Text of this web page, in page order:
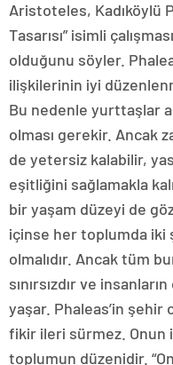
Aristoteles, Kadıköylü
Tasarısı” isimli
olduğunu söyler.
ilişkilerinin iyi
Bu nedenle yurttaşlar
olması gerekir. Ancak
de yetersiz kalabilir,
eşitliğini sağlamakla
bir yaşam düzeyi de
içinse her toplumda
olmalıdır. Ancak tüm
sınırsızdır ve
yaşar. Phaleas’in şehir
fikir ileri sürmez. Onun
toplumun düzenidir.